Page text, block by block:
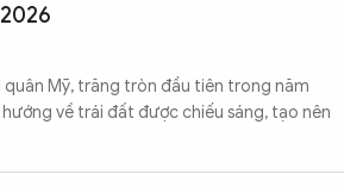
quân Mỹ, trăng tròn đầu tiên trong năm
về trái đất được chiếu sáng, tạo nên